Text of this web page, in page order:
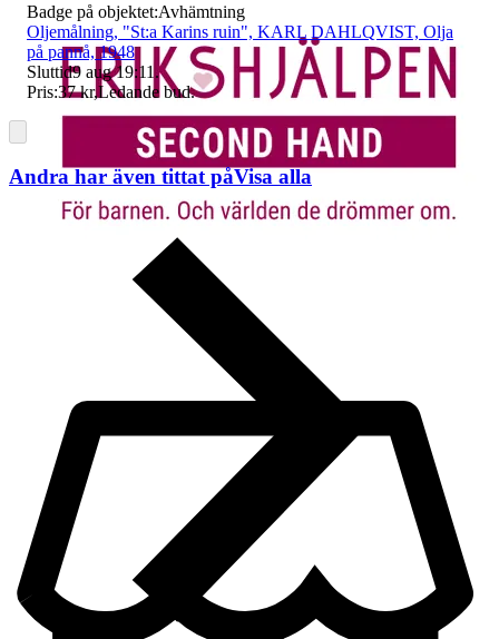
Badge på objektet:Avhämtning
Oljemålning, "St:a Karins ruin", KARL DAHLQVIST, Olja
på pannå, 1948
Sluttid9 aug 19:11 .
Pris:37 kr,Ledande bud.
Andra har även tittat påVisa alla